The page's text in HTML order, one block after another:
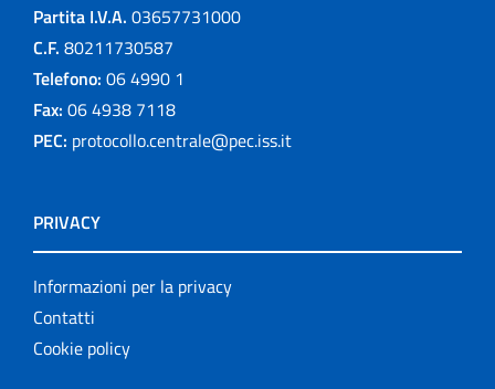
Partita I.V.A. 03657731000
C.F. 80211730587
Telefono: 06 4990 1
Fax: 06 4938 7118
PEC: protocollo.centrale@pec.iss.it
PRIVACY
Informazioni per la privacy
Contatti
Cookie policy